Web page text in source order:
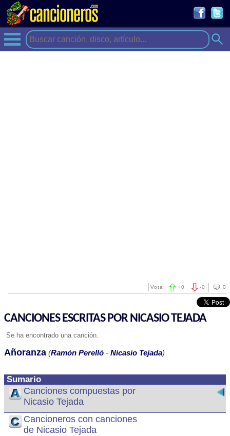
0
-0
Vota: +0
CANCIONES ESCRITAS POR NICASIO TEJADA
Se ha encontrado una canción.
Sumario
Canciones compuestas por
Nicasio Tejada
Cancioneros con canciones
de Nicasio Tejada
Añoranza (Ramón Perelló - Nicasio Tejada)